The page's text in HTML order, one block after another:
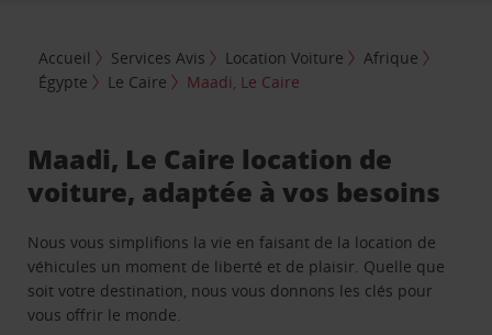
Accueil Services Avis Location Voiture
Afrique
Égypte
Le Caire Maadi, Le Caire
Maadi, Le Caire location de
voiture, adaptée à vos besoins
Nous vous simplifions la vie en faisant de la location de
véhicules un moment de liberté et de plaisir. Quelle que
soit votre destination, nous vous donnons les clés pour
vous offrir le monde.